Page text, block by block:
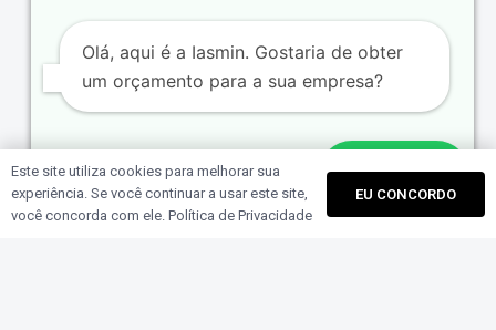
Conteúdo relacionado
Olá, aqui é a Iasmin. Gostaria de obter
um orçamento para a sua empresa?
Enviar
Este site utiliza cookies para melhorar sua
experiência. Se você continuar a usar este site,
você concorda com ele. Política de Privacidade
EU CONCORDO